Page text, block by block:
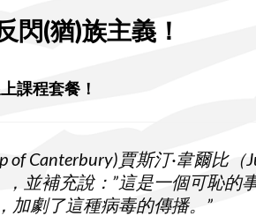
閃(猶)族主義！
課程套餐！
Canterbury)賈斯汀·韋爾比（
並補充說：”這是一個可恥的
加劇了這種病毒的傳播。”